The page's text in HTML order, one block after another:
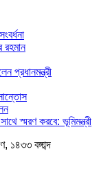
রহমান
প্রধানমন্ত্রী
স্মরণ করবে: ভূমিমন্ত্রী
বঙ্গাব্দ